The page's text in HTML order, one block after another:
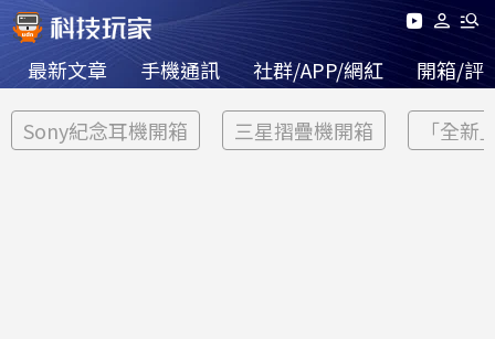
最新文章 手機通訊 社群/APP/網紅 開箱/評
Sony紀念耳機開箱 三星摺疊機開箱 「全新